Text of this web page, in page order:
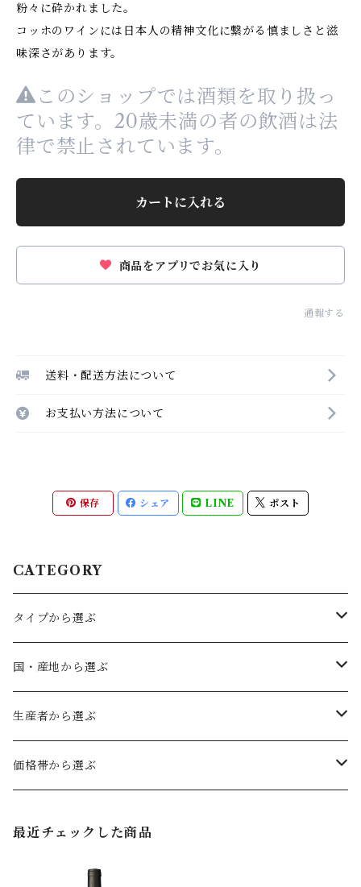
粉々に砕かれました。
コッホのワインには日本人の精神文化に繋がる慎ましさと滋
味深さがあります。
このショップでは酒類を取り扱っ
ています。20歳未満の者の飲酒は法
律で禁止されています。
カートに入れる
商品をアプリでお気に入り
通報する
送料・配送方法について
お支払い方法について
保存 シェア LINE ポスト
CATEGORY
タイプから選ぶ
赤ワイン
フルボディ
ミディアムボディ
白ワイン
辛口
ロゼワイン
国・産地から選ぶ
ドイツ
ファルツ
オーストリア
生産者から選ぶ
ヴェルトナー
価格帯から選ぶ
最近チェックした商品